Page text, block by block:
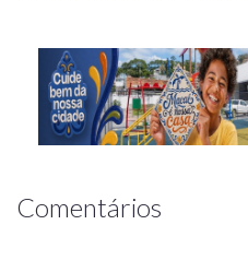
Comentários